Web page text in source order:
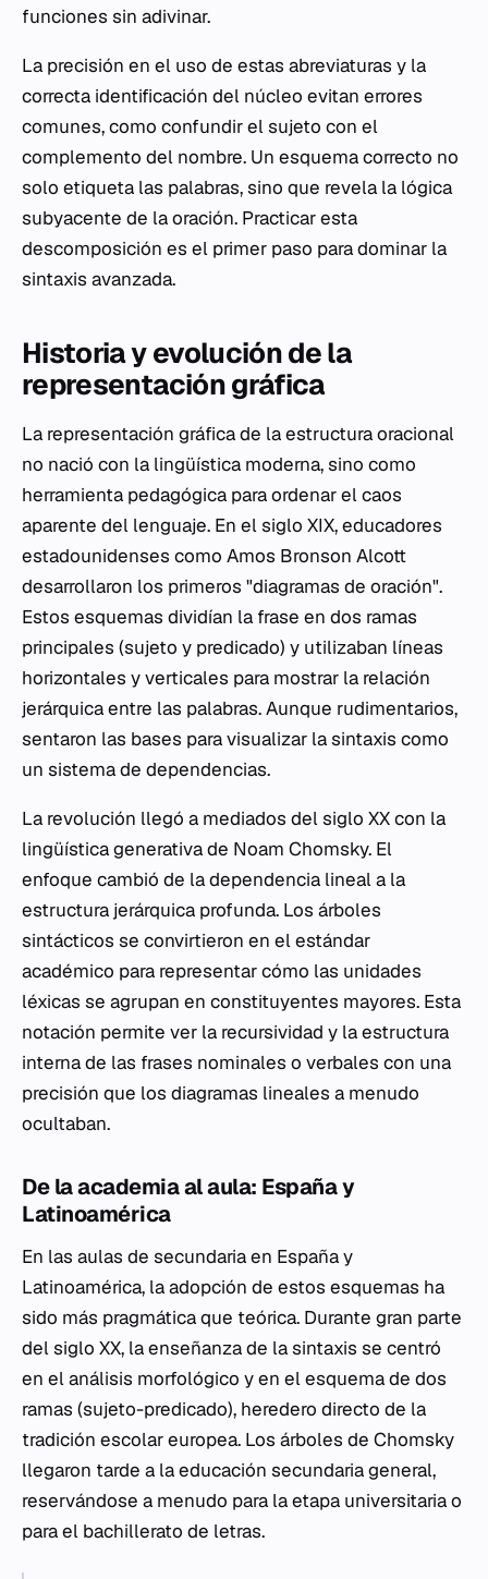
funciones sin adivinar.
La precisión en el uso de estas abreviaturas y la
correcta identificación del núcleo evitan errores
comunes, como confundir el sujeto con el
complemento del nombre. Un esquema correcto no
solo etiqueta las palabras, sino que revela la lógica
subyacente de la oración. Practicar esta
descomposición es el primer paso para dominar la
sintaxis avanzada.
Historia y evolución de la
representación gráfica
La representación gráfica de la estructura oracional
no nació con la lingüística moderna, sino como
herramienta pedagógica para ordenar el caos
aparente del lenguaje. En el siglo XIX, educadores
estadounidenses como Amos Bronson Alcott
desarrollaron los primeros "diagramas de oración".
Estos esquemas dividían la frase en dos ramas
principales (sujeto y predicado) y utilizaban líneas
horizontales y verticales para mostrar la relación
jerárquica entre las palabras. Aunque rudimentarios,
sentaron las bases para visualizar la sintaxis como
un sistema de dependencias.
La revolución llegó a mediados del siglo XX con la
lingüística generativa de Noam Chomsky. El
enfoque cambió de la dependencia lineal a la
estructura jerárquica profunda. Los árboles
sintácticos se convirtieron en el estándar
académico para representar cómo las unidades
léxicas se agrupan en constituyentes mayores. Esta
notación permite ver la recursividad y la estructura
interna de las frases nominales o verbales con una
precisión que los diagramas lineales a menudo
ocultaban.
De la academia al aula: España y
Latinoamérica
En las aulas de secundaria en España y
Latinoamérica, la adopción de estos esquemas ha
sido más pragmática que teórica. Durante gran parte
del siglo XX, la enseñanza de la sintaxis se centró
en el análisis morfológico y en el esquema de dos
ramas (sujeto-predicado), heredero directo de la
tradición escolar europea. Los árboles de Chomsky
llegaron tarde a la educación secundaria general,
reservándose a menudo para la etapa universitaria o
para el bachillerato de letras.